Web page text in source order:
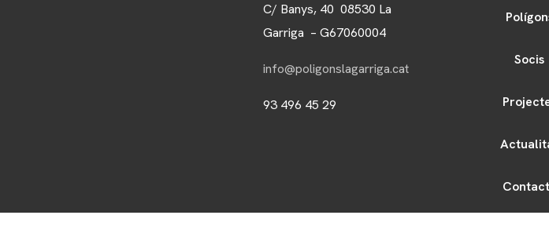
C/ Banys, 40 08530 La
Garriga – G67060004
info@poligonslagarriga.cat
93 496 45 29
Socis